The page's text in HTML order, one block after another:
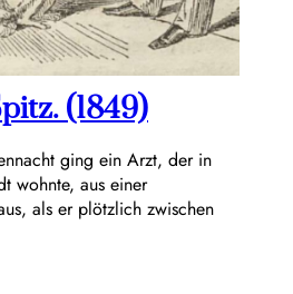
(1849)
ging ein Arzt, der in
wohnte, aus einer
als er plötzlich zwischen